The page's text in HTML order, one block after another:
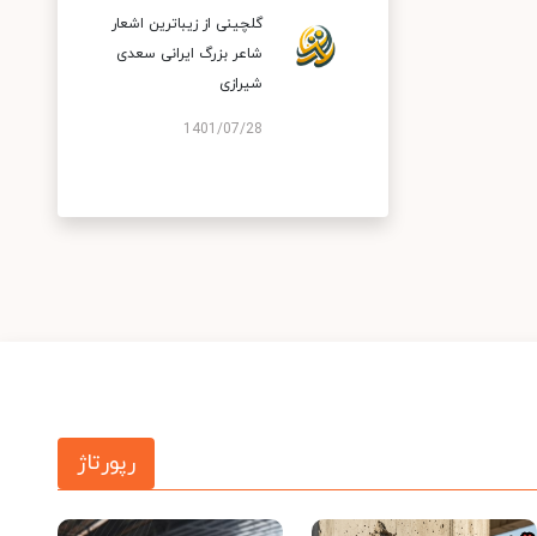
گلچینی از زیباترین اشعار
شاعر بزرگ ایرانی سعدی
شیرازی
1401/07/28
رپورتاژ